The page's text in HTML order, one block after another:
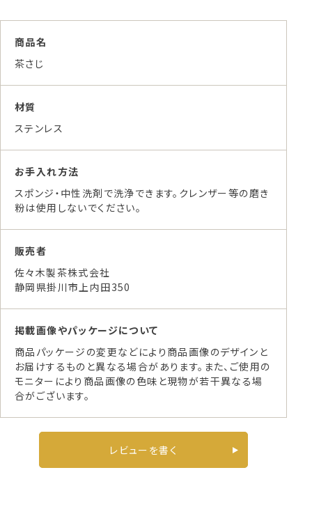
商品名
茶さじ
材質
ステンレス
お手入れ方法
スポンジ・中性洗剤で洗浄できます。クレンザー等の磨き
粉は使用しないでください。
販売者
佐々木製茶株式会社
静岡県掛川市上内田350
掲載画像やパッケージについて
商品パッケージの変更などにより商品画像のデザインと
お届けするものと異なる場合があります。また、ご使用の
モニターにより商品画像の色味と現物が若干異なる場
合がございます。
レビューを書く